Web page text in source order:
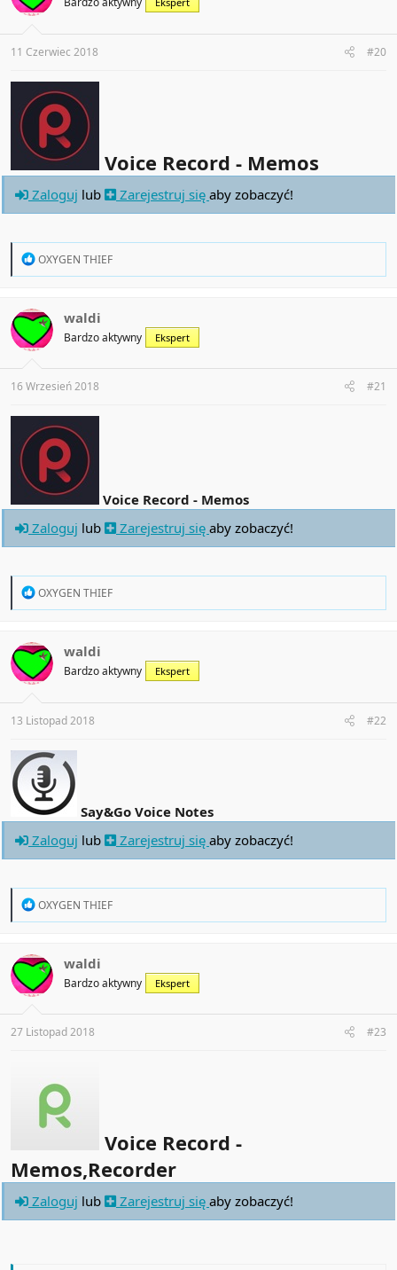
o
s
:
11 Czerwiec 2018 #20
Voice Record - Memos
Zaloguj lub Zarejestruj się aby zobaczyć!
R
t
i
o
s
:
OXYGEN THIEF
waldi
Bardzo aktywny Ekspert
16 Wrzesień 2018 #21
Voice Record - Memos
Zaloguj lub Zarejestruj się aby zobaczyć!
R
t
i
o
s
:
OXYGEN THIEF
waldi
Bardzo aktywny Ekspert
13 Listopad 2018 #22
Say&Go Voice Notes
Zaloguj lub Zarejestruj się aby zobaczyć!
R
t
i
o
s
:
OXYGEN THIEF
waldi
Bardzo aktywny Ekspert
27 Listopad 2018 #23
Voice Record -
Memos,Recorder
Zaloguj lub Zarejestruj się aby zobaczyć!